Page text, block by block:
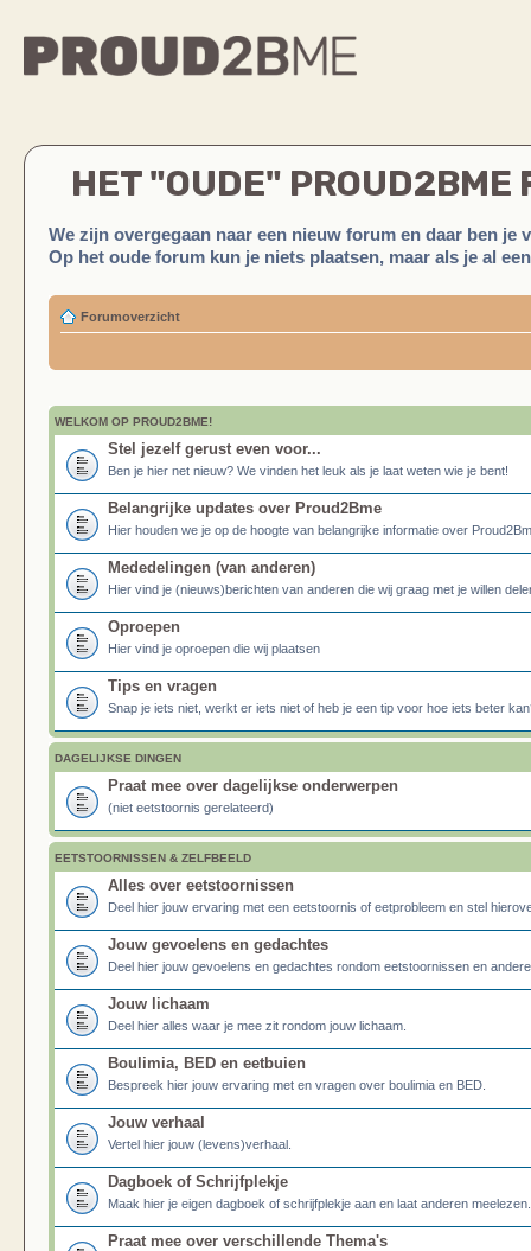
HET "OUDE" PROUD2BME
We zijn overgegaan naar een nieuw forum en daar ben je
Op het oude forum kun je niets plaatsen, maar als je al
Forumoverzicht
WELKOM OP PROUD2BME!
Stel jezelf gerust even voor...
Ben je hier net nieuw? We vinden het leuk als je laat weten wie je bent!
Belangrijke updates over Proud2Bme
Hier houden we je op de hoogte van belangrijke informatie over
Mededelingen (van anderen)
Hier vind je (nieuws)berichten van anderen die wij graag met je willen
Oproepen
Hier vind je oproepen die wij plaatsen
Tips en vragen
Snap je iets niet, werkt er iets niet of heb je een tip voor hoe iets beter
DAGELIJKSE DINGEN
Praat mee over dagelijkse onderwerpen
(niet eetstoornis gerelateerd)
EETSTOORNISSEN & ZELFBEELD
Alles over eetstoornissen
Deel hier jouw ervaring met een eetstoornis of eetprobleem en stel
Jouw gevoelens en gedachtes
Deel hier jouw gevoelens en gedachtes rondom eetstoornissen en
Jouw lichaam
Deel hier alles waar je mee zit rondom jouw lichaam.
Boulimia, BED en eetbuien
Bespreek hier jouw ervaring met en vragen over boulimia en BED.
Jouw verhaal
Vertel hier jouw (levens)verhaal.
Dagboek of Schrijfplekje
Maak hier je eigen dagboek of schrijfplekje aan en laat anderen meelezen.
Praat mee over verschillende Thema's